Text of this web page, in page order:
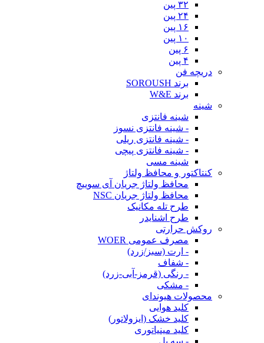
۳۲ پین
۲۴ پین
۱۶ پین
۱۰ پین
۶ پین
۴ پین
دریچه فن
برند SOROUSH
برند W&E
شینه
شینه فانتزی
- شینه فانتزی نسوز
- شینه فانتزی ریلی
- شینه فانتزی پیچی
شینه مسی
کنتاکتور و محافظ ولتاژ
محافظ ولتاژ جریان آی سوییچ
محافظ ولتاژ جریان NSC
طرح تله مکانیک
طرح اشنایدر
روکش حرارتی
مصرف عمومی WOER
- ارت (سبز/زرد)
- شفاف
- رنگی (قرمز-آبی-زرد)
- مشکی
محصولات هیوندای
کلید هوایی
کلید خشک (ایزولاتور)
کلید مینیاتوری